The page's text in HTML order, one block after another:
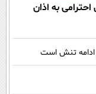
به اذان
ادامه تنش است